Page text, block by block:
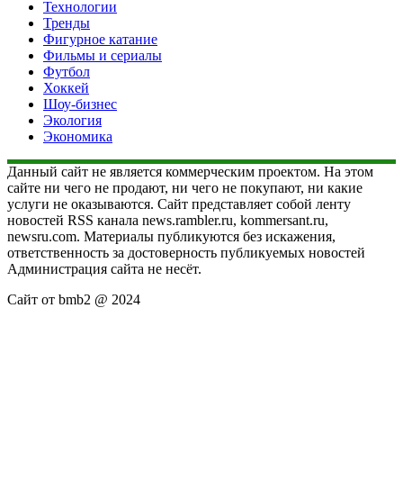
Технологии
Тренды
Фигурное катание
Фильмы и сериалы
Футбол
Хоккей
Шоу-бизнес
Экология
Экономика
Данный сайт не является коммерческим проектом. На этом
сайте ни чего не продают, ни чего не покупают, ни какие
услуги не оказываются. Сайт представляет собой ленту
новостей RSS канала news.rambler.ru, kommersant.ru,
newsru.com. Материалы публикуются без искажения,
ответственность за достоверность публикуемых новостей
Администрация сайта не несёт.
Сайт от bmb2 @ 2024